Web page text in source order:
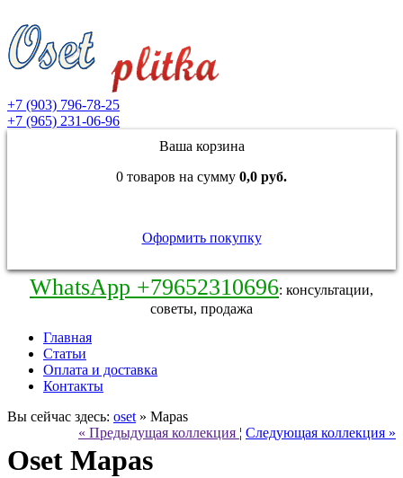
+7 (903) 796-78-25
+7 (965) 231-06-96
Ваша корзина
0 товаров на сумму 0,0 руб.
Оформить покупку
WhatsApp +79652310696: консультации,
советы, продажа
Главная
Статьи
Оплата и доставка
Контакты
Вы сейчас здесь: oset » Mapas
« Предыдущая коллекция ¦ Следующая коллекция »
Oset Mapas